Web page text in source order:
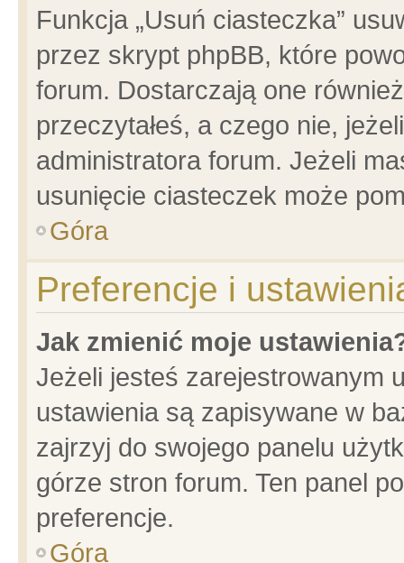
Funkcja „Usuń ciasteczka”
przez skrypt phpBB, które
forum. Dostarczają one
przeczytałeś, a czego nie,
administratora forum. Jeżeli
usunięcie ciasteczek może
Góra
Preferencje i
Jak zmienić moje
Jeżeli jesteś zarejestrowanym
ustawienia są zapisywane w
zajrzyj do swojego panelu
górze stron forum. Ten panel
preferencje.
Góra